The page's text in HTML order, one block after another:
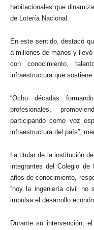
habitacionales que
de Lotería Nacional.
En este sentido, destacó
a millones de manos y
con conocimiento,
infraestructura que
“Ocho décadas
profesionales,
participando como voz
infraestructura del país”,
La titular de la institución
integrantes del Colegio
años de conocimiento,
“hoy la ingeniería civil no
impulsa el desarrollo
Durante su intervención,